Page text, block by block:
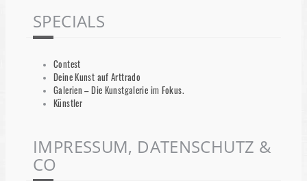
SPECIALS
Contest
Deine Kunst auf Arttrado
Galerien – Die Kunstgalerie im Fokus.
Künstler
IMPRESSUM, DATENSCHUTZ &
CO